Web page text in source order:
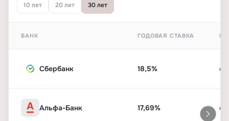
10 лет 20 лет 30 лет
БАНК ГОДОВАЯ СТАВКА
Сбербанк 18,5% от
Альфа-Банк 17,69% от